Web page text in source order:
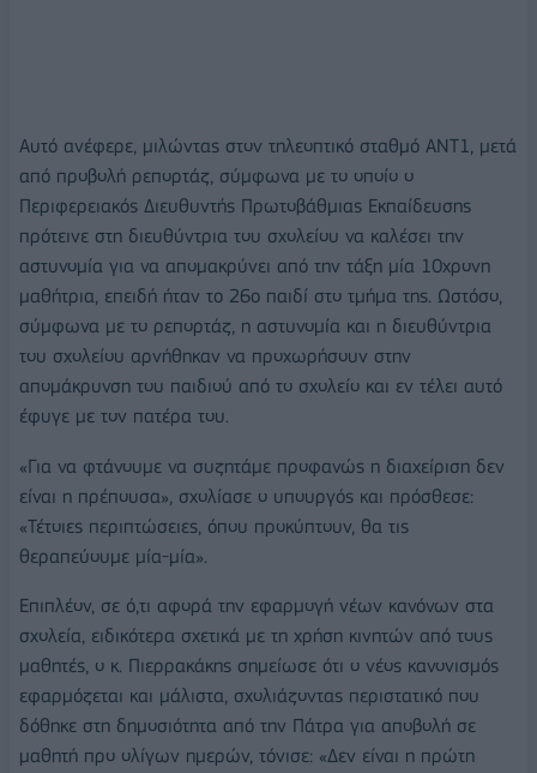
Αυτό ανέφερε, μιλώντας στον τηλεοπτικό σταθμό ΑΝΤ1, μετά
από προβολή ρεπορτάζ, σύμφωνα με το οποίο ο
Περιφερειακός Διευθυντής Πρωτοβάθμιας Εκπαίδευσης
πρότεινε στη διευθύντρια του σχολείου να καλέσει την
αστυνομία για να απομακρύνει από την τάξη μία 10χρονη
μαθήτρια, επειδή ήταν τo 26o παιδί στο τμήμα της. Ωστόσο,
σύμφωνα με το ρεπορτάζ, η αστυνομία και η διευθύντρια
του σχολείου αρνήθηκαν να προχωρήσουν στην
απομάκρυνση του παιδιού από το σχολείο και εν τέλει αυτό
έφυγε με τον πατέρα του.
«Για να φτάνουμε να συζητάμε προφανώς η διαχείριση δεν
είναι η πρέπουσα», σχολίασε ο υπουργός και πρόσθεσε:
«Τέτοιες περιπτώσειες, όπου προκύπτουν, θα τις
θεραπεύουμε μία-μία».
Επιπλέον, σε ό,τι αφορά την εφαρμογή νέων κανόνων στα
σχολεία, ειδικότερα σχετικά με τη χρήση κινητών από τους
μαθητές, ο κ. Πιερρακάκης σημείωσε ότι ο νέος κανονισμός
εφαρμόζεται και μάλιστα, σχολιάζοντας περιστατικό που
δόθηκε στη δημοσιότητα από την Πάτρα για αποβολή σε
μαθητή προ ολίγων ημερών, τόνισε: «Δεν είναι η πρώτη